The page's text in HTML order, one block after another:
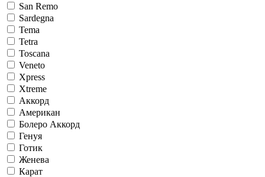
San Remo
Sardegna
Tema
Tetra
Toscana
Veneto
Xpress
Xtreme
Аккорд
Американ
Болеро Аккорд
Генуя
Готик
Женева
Карат